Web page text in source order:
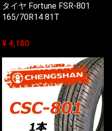
タイヤ Fortune FSR-801
165/70R14 81T
¥ 4,180